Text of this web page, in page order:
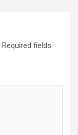
Required fields